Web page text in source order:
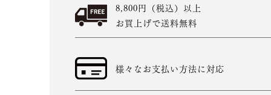
8,800円（税込）以上
お買上げで送料無料
様々なお支払い方法に対応